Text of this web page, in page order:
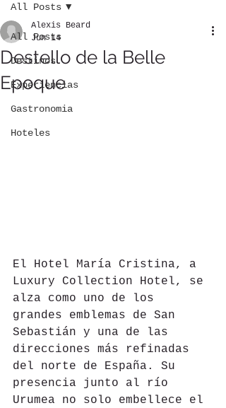
All Posts
Destinos
Experiencias
Gastronomia
Hoteles
All Posts
Destello de la Belle
Epoque
Alexis Beard
Jun 14
El Hotel María Cristina, a
Luxury Collection Hotel, se
alza como uno de los
grandes emblemas de San
Sebastián y una de las
direcciones más refinadas
del norte de España. Su
presencia junto al río
Urumea no solo embellece el